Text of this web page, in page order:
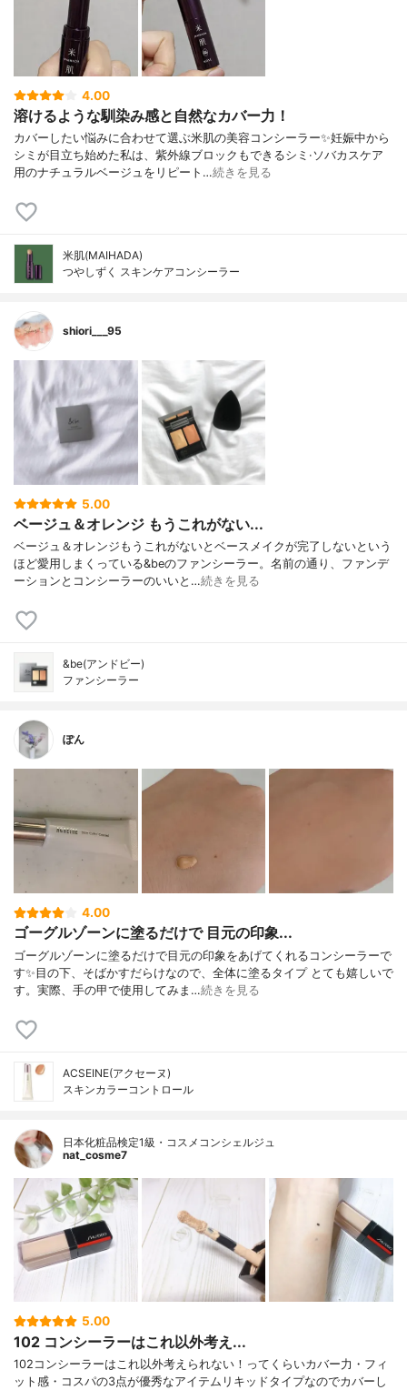
4.00
溶けるような馴染み感と自然なカバー力！
カバーしたい悩みに合わせて選ぶ米肌の美容コンシーラー✨妊娠中から
シミが目立ち始めた私は、紫外線ブロックもできるシミ·ソバカスケア
用のナチュラルベージュをリピート…続きを見る
米肌(MAIHADA)
つやしずく スキンケアコンシーラー
shiori___95
5.00
ベージュ＆オレンジ もうこれがない...
ベージュ＆オレンジもうこれがないとベースメイクが完了しないという
ほど愛用しまくっている&beのファンシーラー。名前の通り、ファンデ
ーションとコンシーラーのいいと…続きを見る
&be(アンドビー)
ファンシーラー
ぽん
4.00
ゴーグルゾーンに塗るだけで 目元の印象...
ゴーグルゾーンに塗るだけで目元の印象をあげてくれるコンシーラーで
す✨目の下、そばかすだらけなので、全体に塗るタイプ とても嬉しいで
す。実際、手の甲で使用してみま…続きを見る
ACSEINE(アクセーヌ)
スキンカラーコントロール
日本化粧品検定1級・コスメコンシェルジュ
nat_cosme7
5.00
102 コンシーラーはこれ以外考え...
102コンシーラーはこれ以外考えられない！ってくらいカバー力・フィ
ット感・コスパの3点が優秀なアイテムリキッドタイプなのでカバーし